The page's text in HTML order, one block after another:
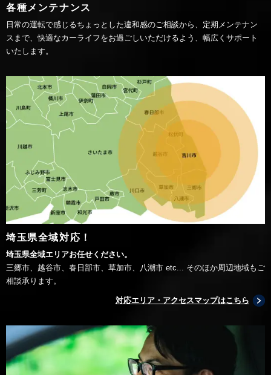
各種メンテナンス
日常の運転で感じるちょっとした違和感のご相談から、定期メンテナン
スまで、快適なカーライフをお過ごしいただけるよう、幅広くサポート
いたします。
埼玉県全域対応！
埼玉県全域エリアお任せください。
三郷市、越谷市、春日部市、草加市、八潮市 etc... そのほか周辺地域もご
相談承ります。
対応エリア・アクセスマップはこちら